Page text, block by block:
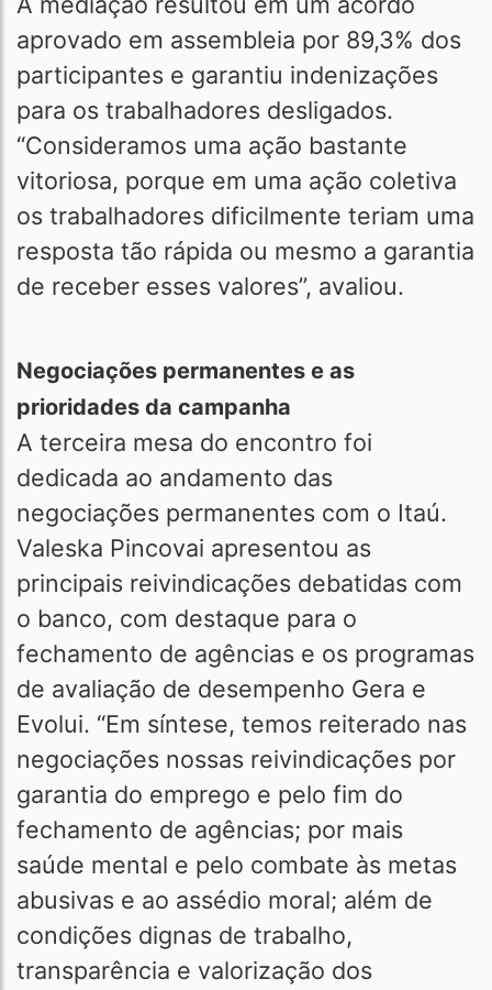
aprovado em assembleia por 89,3% dos
participantes e garantiu indenizações
para os trabalhadores desligados.
“Consideramos uma ação bastante
vitoriosa, porque em uma ação coletiva
os trabalhadores dificilmente teriam uma
resposta tão rápida ou mesmo a garantia
de receber esses valores”, avaliou.
Negociações permanentes e as
prioridades da campanha
A terceira mesa do encontro foi
dedicada ao andamento das
negociações permanentes com o Itaú.
Valeska Pincovai apresentou as
principais reivindicações debatidas com
o banco, com destaque para o
fechamento de agências e os programas
de avaliação de desempenho Gera e
Evolui. “Em síntese, temos reiterado nas
negociações nossas reivindicações por
garantia do emprego e pelo fim do
fechamento de agências; por mais
saúde mental e pelo combate às metas
abusivas e ao assédio moral; além de
condições dignas de trabalho,
transparência e valorização dos